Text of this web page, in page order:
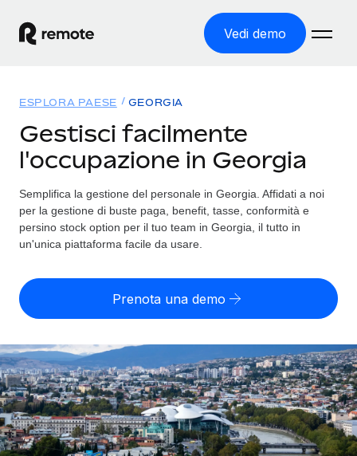
Vedi demo
ASSUMI NEL MONDO
Global Payroll
Gestisci il payroll a norma, in tutta semplicità
Employer of Record
Contractor Management
SERVICES
Chiedi a un esperto
Affidati agli esperti per la gestione HR e la
compliance globale
Soluzioni
COPERTURA GLOBALE
Ricerca paesi
Trova i servizi di supporto all’impiego per ogni Paese
Confronta Remote
Scopri come ci confrontiamo con gli altri
DIVENTA NOSTRO PARTNER
Partner tecnologici strategici
Integra l'HR globale nella tua piattaforma in modo
flessibile
Tariffe
English
Nederlands
Français
Deutsch
Login
ESPLORA PAESE GEORGIA
Gestisci facilmente
l'occupazione in Georgia
Semplifica la gestione del personale in Georgia. Affidati a noi
per la gestione di buste paga, benefit, tasse, conformità e
persino stock option per il tuo team in Georgia, il tutto in
un'unica piattaforma facile da usare.
Prenota una demo